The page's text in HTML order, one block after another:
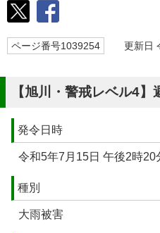
ページ番号1039254 更新日
【旭川・警戒レベル4
発令日時
令和5年7月15日 午後2時20
種別
大雨被害